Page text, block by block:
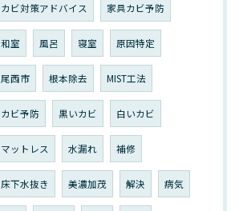
カビ対策アドバイス 家具カビ予防
和室 風呂 寝室 原因特定
尾西市 根本除去 MIST工法
カビ予防 黒いカビ 白いカビ
マットレス 水漏れ 補修
床下水抜き 美濃加茂 解決 病気